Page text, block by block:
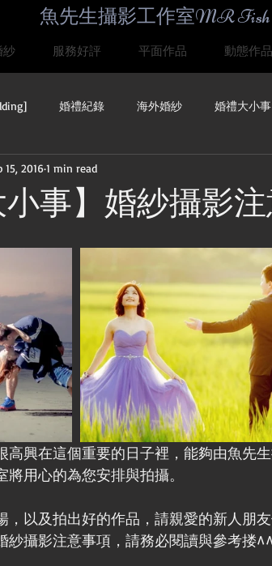
魚先生攝影工作室MR Fish
紗 服務好評 平面作品 動態作品
婚禮紀錄 海外婚紗 婚禮大小事
婚紗[Prewedding]
小事】婚紗攝影
15, 20161 min read
高興在這個重要的日子裡，能夠由魚先
將用心的為您安排與拍攝。
，以及拍出好的作品，請親愛的新人朋
紗攝影注意事項，請務必閱讀與參考搂^^